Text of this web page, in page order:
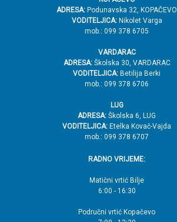
ADRESA: Podunavska 32, KOPAČEVO
VODITELJICA:Nikolet Varga
mob.: 099 378 6705
VARDARAC
ADRESA:Školska 30, VARDARAC
VODITELJICA: Betilija Berki
mob.: 099 378 6706
LUG
ADRESA: Školska 6, LUG
VODITELJICA: Etelka Kovač-Vajda
mob.: 099 378 6707
RADNO VRIJEME:
Matični vrtić Bilje
6:00 - 16:30
Područni vrtić Kopačevo